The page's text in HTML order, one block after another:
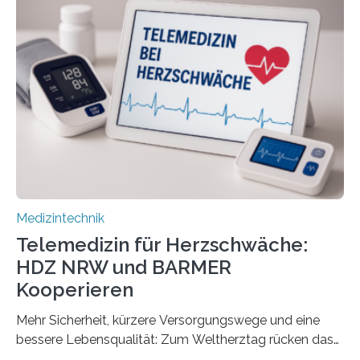
Forscherinnen der Technischen Universität Dresden
(TUD) richtet sich das Portal sowohl an Patientinnen
und Patienten, aber ebenso an medizinisches
Fachpersonal. Für all diese Zielgruppen bietet sie
speziell zugeschnittene Informationen, um deren
digitale Gesundheitskompetenz zu steigern. MiHUBx ist
Medizintechnik
Telemedizin für Herzschwäche:
HDZ NRW und BARMER
Kooperieren
Mehr Sicherheit, kürzere Versorgungswege und eine
bessere Lebensqualität: Zum Weltherztag rücken das